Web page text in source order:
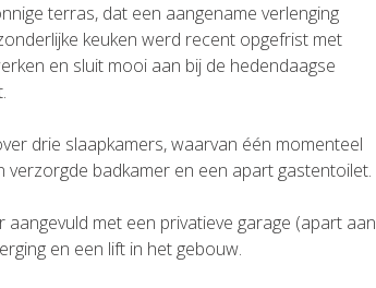
terras, dat een aangename verlenging
keuken werd recent opgefrist met
en sluit mooi aan bij de hedendaagse
drie slaapkamers, waarvan één momenteel
verzorgde badkamer en een apart gastentoilet.
met een privatieve garage (apart aan
en een lift in het gebouw.